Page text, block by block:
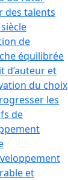
des talents
de
équilibrée
d’auteur et
du choix
les
de
et